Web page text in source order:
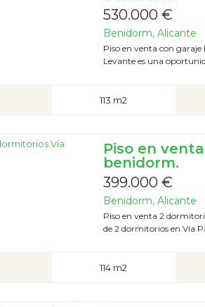
530.000 €
Benidorm, Alicante
Piso en venta con
Levante es una
113 m2
Piso en
benidorm.
399.000 €
Benidorm, Alicante
Piso en venta 2
de 2 dormitorios en Vía
114 m2